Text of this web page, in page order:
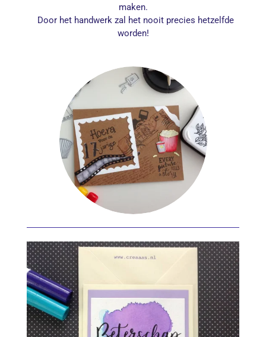
maken.
Door het handwerk zal het nooit precies hetzelfde
worden!